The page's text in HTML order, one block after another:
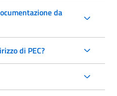
da
di PEC?